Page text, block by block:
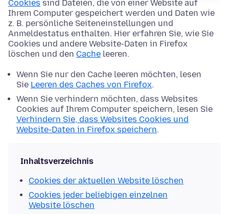
Cookies sind Dateien, die von einer Website auf
Ihrem Computer gespeichert werden und Daten wie
z. B. persönliche Seiteneinstellungen und
Anmeldestatus enthalten. Hier erfahren Sie, wie Sie
Cookies und andere Website-Daten in Firefox
löschen und den Cache leeren.
Wenn Sie nur den Cache leeren möchten, lesen
Sie Leeren des Caches von Firefox.
Wenn Sie verhindern möchten, dass Websites
Cookies auf Ihrem Computer speichern, lesen Sie
Verhindern Sie, dass Websites Cookies und
Website-Daten in Firefox speichern.
Inhaltsverzeichnis
Cookies der aktuellen Website löschen
Cookies jeder beliebigen einzelnen
Website löschen